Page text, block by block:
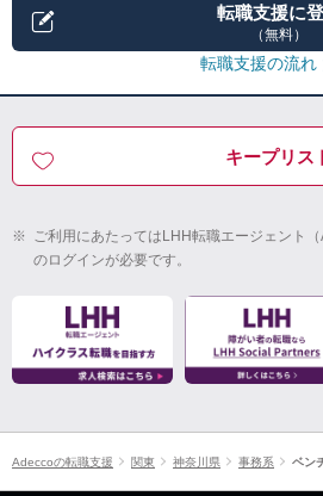
転職支援に
（無料）
転職支援の流れ
キープリス
※ ご利用にあたってはLHH転職エージェント
のログインが必要です。
Adeccoの転職支援 関東 神奈川県 事務系 ベン